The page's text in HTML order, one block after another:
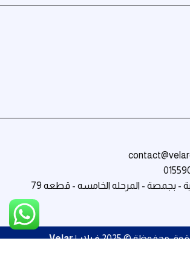
- بجمصة - المرحله الخامسه - قطعه 79
محفوظة © 2025
فيلار | Velar